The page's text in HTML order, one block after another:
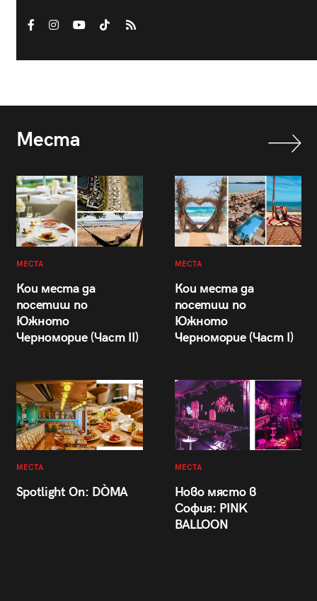
Места
МЕСТА
Кои места да
посетиш по
Южното
Черноморие (Част II)
МЕСТА
Кои места да
посетиш по
Южното
Черноморие (Част I)
МЕСТА
Spotlight On: DÒMA
МЕСТА
Ново място в
София: PINK
BALLOON